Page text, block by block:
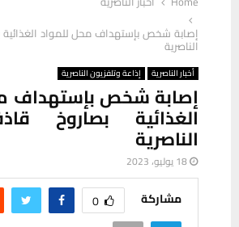
إصابة شخص بإستهداف محل للمواد
الناصرية
أخبار الناصرية إذاعة وتلفزيون الناصرية
إصابة شخص بإستهداف
الغذائية بصاروخ
الناصرية
18 يوليو، 2023
مشاركة 0